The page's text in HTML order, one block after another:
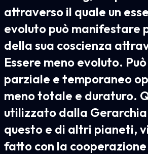
attraverso il quale un
evoluto può manifestare
della sua coscienza
Essere meno evoluto.
parziale e temporaneo
meno totale e duraturo.
utilizzato dalla
questo e di altri pianeti,
fatto con la